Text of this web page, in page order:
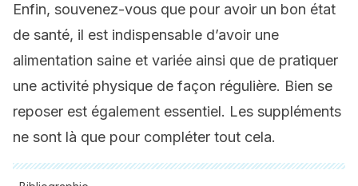
Enfin, souvenez-vous que pour avoir un bon état
de santé, il est indispensable d’avoir une
alimentation saine et variée ainsi que de pratiquer
une activité physique de façon régulière. Bien se
reposer est également essentiel. Les suppléments
ne sont là que pour compléter tout cela.